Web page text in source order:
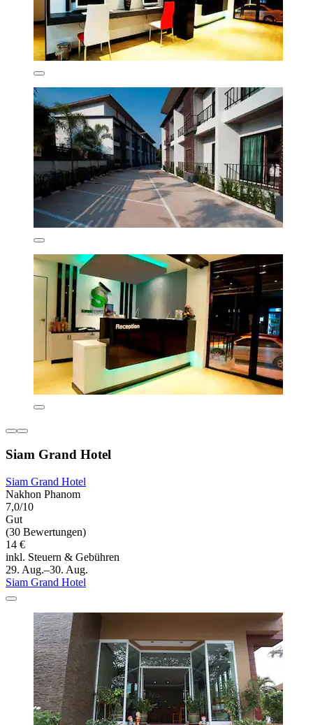
Siam Grand Hotel
Siam Grand Hotel
Nakhon Phanom
7,0/10
Gut
(30 Bewertungen)
14 €
inkl. Steuern & Gebühren
29. Aug.–30. Aug.
Siam Grand Hotel